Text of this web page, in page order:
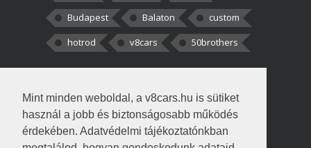
Mint minden weboldal, a v8cars.hu is sütiket
használ a jobb és biztonságosabb működés
érdekében. Adatvédelmi tájékoztatónkban
Budapest
Balaton
custom
hotrod
v8cars 50brothers
kortisz:Elszúrtam! Én csak két
darabbaal számoltam. Nem tudtam, hogy fél autót,